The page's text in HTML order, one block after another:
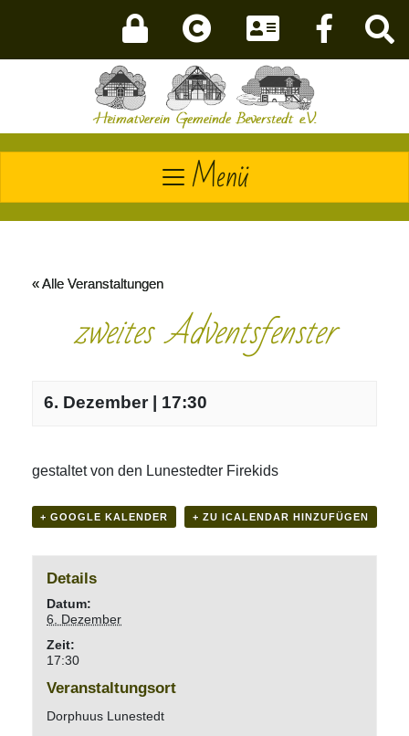
Menü
« Alle Veranstaltungen
zweites Adventsfenster
6. Dezember | 17:30
gestaltet von den Lunestedter Firekids
+ GOOGLE KALENDER + ZU ICALENDAR HINZUFÜGEN
Details
Datum:
6. Dezember
Zeit:
17:30
Veranstaltungsort
Dorphuus Lunestedt